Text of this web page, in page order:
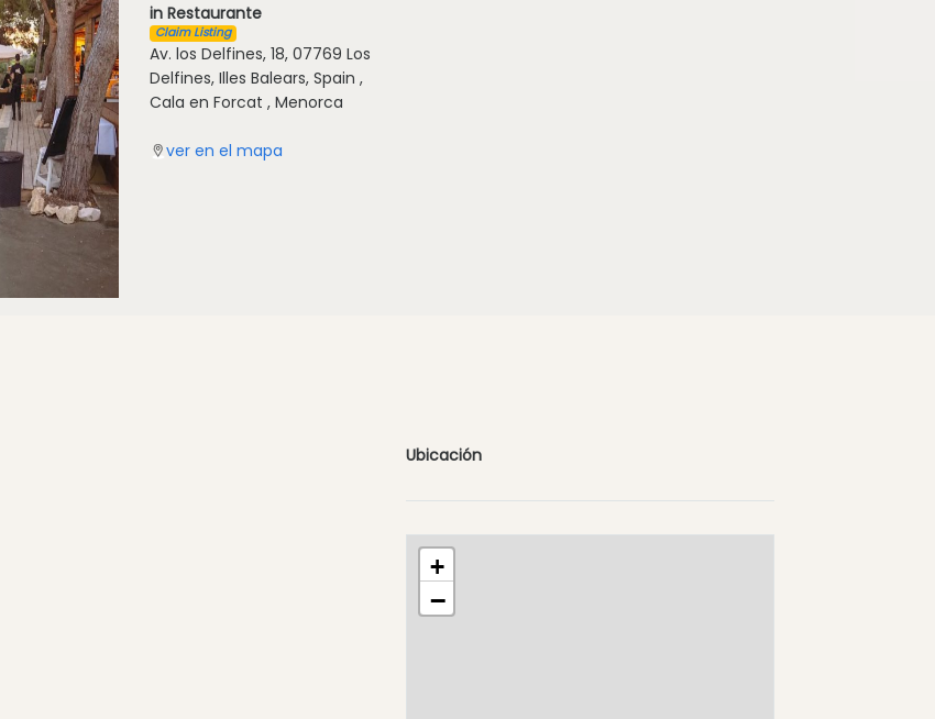
in Restaurante
Claim Listing
Av. los Delfines, 18, 07769 Los
Delfines, Illes Balears, Spain ,
Cala en Forcat , Menorca
ver en el mapa
Ubicación
+
−